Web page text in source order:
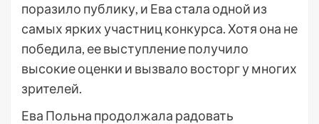
поразило публику, и Ева стала одной из
самых ярких участниц конкурса. Хотя она не
победила, ее выступление получило
высокие оценки и вызвало восторг у многих
зрителей.
Ева Польна продолжала радовать